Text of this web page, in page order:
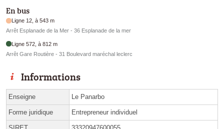
En bus
Ligne 12, à 543 m
Arrêt Esplanade de la Mer - 36 Esplanade de la mer
Ligne 572, à 812 m
Arrêt Gare Routière - 31 Boulevard maréchal leclerc
Informations
Enseigne Le Panarbo
Forme juridique Entrepreneur individuel